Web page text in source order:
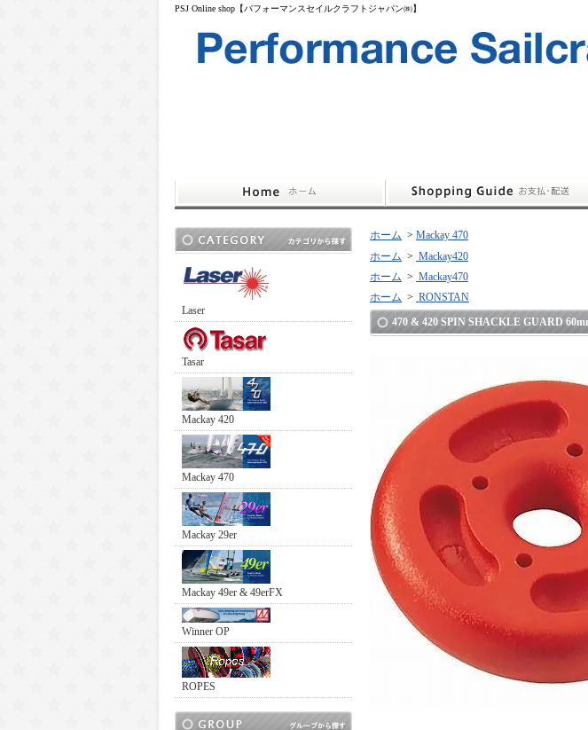
PSJ Online shop【パフォーマンスセイルクラフトジャパン㈱】
Laser
Tasar
Mackay 420
Mackay 470
Mackay 29er
Mackay 49er & 49erFX
Winner OP
ROPES
ホーム > Mackay 470
ホーム > Mackay420
ホーム > Mackay470
ホーム > RONSTAN
470 & 420 SPIN SHACKLE GUARD